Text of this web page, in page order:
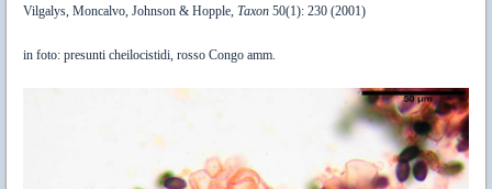
Vilgalys, Moncalvo, Johnson & Hopple, Taxon 50(1): 230 (2001)
in foto: presunti cheilocistidi, rosso Congo amm.